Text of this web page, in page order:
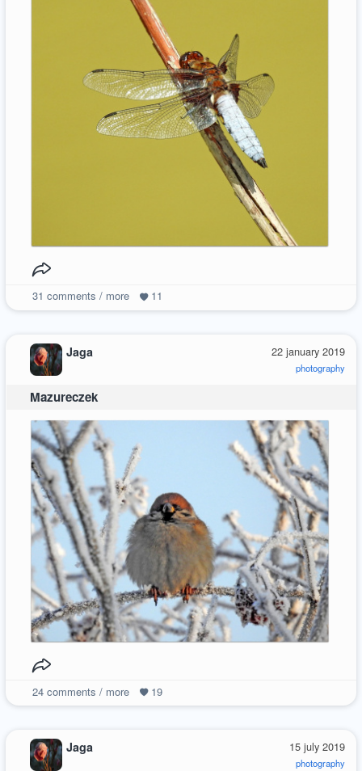
31 comments / more 11
22 january 2019
photography
Jaga
Mazureczek
24comments / more 19
15 july 2019
photography
Jaga